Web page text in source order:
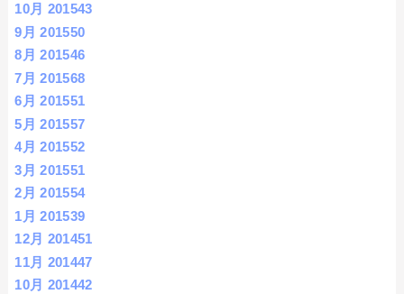
10月 201543
9月 201550
8月 201546
7月 201568
6月 201551
5月 201557
4月 201552
3月 201551
2月 201554
1月 201539
12月 201451
11月 201447
10月 201442